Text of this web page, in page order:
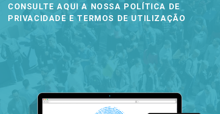
CONSULTE AQUI A NOSSA POLÍTICA DE
PRIVACIDADE E TERMOS DE UTILIZAÇÃO